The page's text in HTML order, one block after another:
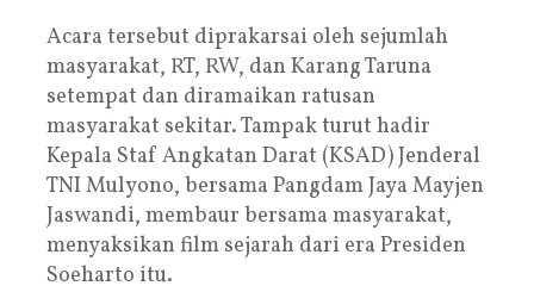
Acara tersebut diprakarsai oleh sejumlah
masyarakat, RT, RW, dan Karang Taruna
setempat dan diramaikan ratusan
masyarakat sekitar. Tampak turut hadir
Kepala Staf Angkatan Darat (KSAD) Jenderal
TNI Mulyono, bersama Pangdam Jaya Mayjen
Jaswandi, membaur bersama masyarakat,
menyaksikan film sejarah dari era Presiden
Soeharto itu.